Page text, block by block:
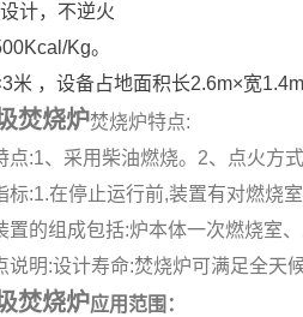
计，不逆火
Kg。
，设备占地面积长2.6m×宽
焚烧炉焚烧炉特点:
点:1、采用柴油燃烧。2、点火方
标:1.在停止运行前,装置有对燃烧
置的组成包括:炉本体一次燃烧室
说明:设计寿命:焚烧炉可满足全天
焚烧炉应用范围：